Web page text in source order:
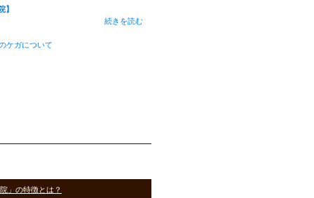
】
続きを読む
ケガについて
」の特徴とは？